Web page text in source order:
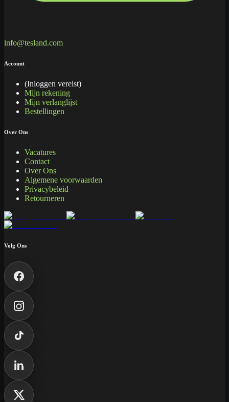
info@tesland.com
Account
(Inloggen vereist)
Mijn rekening
Mijn verlanglijst
Bestellingen
Over Ons
Vacatures
Contact
Over Ons
Algemene voorwaarden
Privacybeleid
Retourneren
Volg Ons